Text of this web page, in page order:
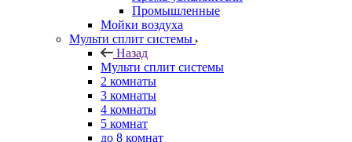
Промышленные
Мойки воздуха
Мульти сплит системы
Назад
Мульти сплит системы
2 комнаты
3 комнаты
4 комнаты
5 комнат
до 8 комнат